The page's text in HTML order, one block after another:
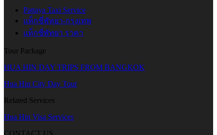
Pattaya Taxi Service
แท็กซี่พัทยา-กรุงเทพ
แท็กซี่พัทยา ราคา
Tour Package
HUA HIN DAY TRIPS FROM BANGKOK
Hua Hin City Day Tour
Related Services
Hua Hin Visa Services
CONTACT US